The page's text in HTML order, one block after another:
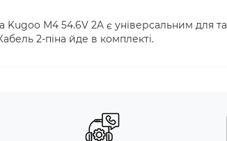
M4 54.6V 2A є універсальним для
2-піна йде в комплекті.